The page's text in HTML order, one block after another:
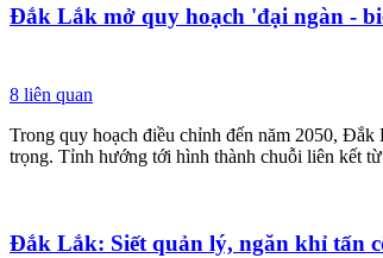
Đắk Lắk mở quy hoạch 'đại ngàn -
8 liên quan
Trong quy hoạch điều chỉnh đến năm 2050,
trọng. Tỉnh hướng tới hình thành chuỗi liên kết
Đắk Lắk: Siết quản lý, ngăn khỉ tấn